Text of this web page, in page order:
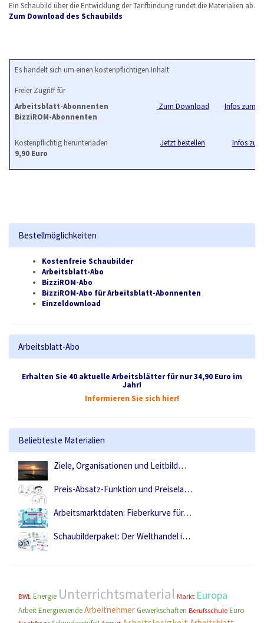
Ein Schaubild über die Entwicklung der Tarifbindung rundet die Materialien ab.
Zum Download des Schaubilds
Es handelt sich um einen kostenpflichtigen Inhalt
Freier Zugriff für
Arbeitsblatt-Abonnenten
BizziROM-Abonnenten
Zum Download Infos zum
Kostenpflichtig herunterladen
9,90 Euro
Jetzt bestellen Infos zur
Bestellmöglichkeiten
Kostenfreie Schaubilder
Arbeitsblatt-Abo
BizziROM-Abo
BizziROM-Abo für Arbeitsblatt-Abonnenten
Einzeldownload
Arbeitsblatt-Abo
Erhalten Sie 40 aktuelle Arbeitsblätter für nur 34,90 Euro im
Jahr!
Informieren Sie sich hier!
Beliebteste Materialien
Ziele, Organisationen und Leitbild…
Preis-Absatz-Funktion und Preisela…
Arbeitsmarktdaten: Fieberkurve für…
Schaubilderpaket: Der Welthandel i…
BWL Energie Unterrichtsmaterial Markt Europa
ArbeitEnergiewendeArbeitnehmer Gewerkschaften Berufsschule Euro